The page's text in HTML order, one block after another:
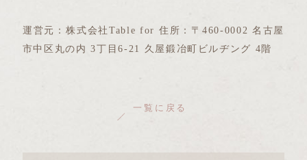
運営元：株式会社Table for 住所：〒460-0002 名古屋
市中区丸の内 3丁目6-21 久屋鍛冶町ビルヂング 4階
一覧に戻る